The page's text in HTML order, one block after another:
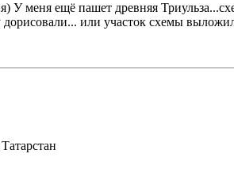
У меня ещё пашет древняя
или участок схемы